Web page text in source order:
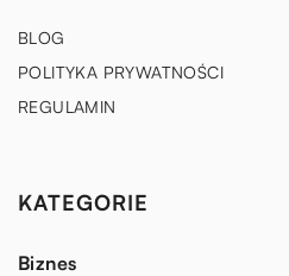
BLOG
POLITYKA PRYWATNOŚCI
REGULAMIN
KATEGORIE
Biznes